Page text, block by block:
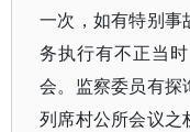
一次，如有特别事
务执行有不正当
会。监察委员有探
列席村公所会议之